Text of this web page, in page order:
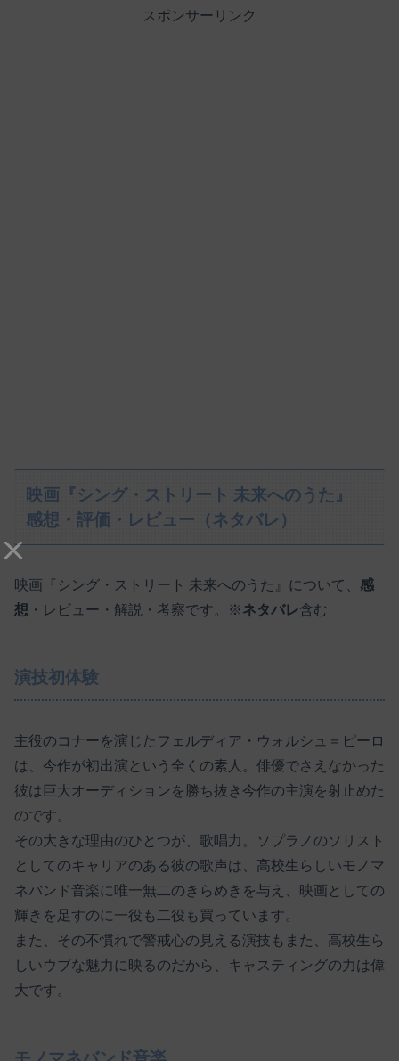
スポンサーリンク
映画『シング・ストリート 未来へのうた』
感想・評価・レビュー（ネタバレ）
映画『シング・ストリート 未来へのうた』について、 感
想 ・レビュー・解説・考察です。※ネタバレ含む
演技初体験
主役のコナーを演じたフェルディア・ウォルシュ＝ピーロ
は、今作が初出演という全くの素人。俳優でさえなかった
彼は巨大オーディションを勝ち抜き今作の主演を射止めた
のです。
その大きな理由のひとつが、歌唱力。ソプラノのソリスト
としてのキャリアのある彼の歌声は、高校生らしいモノマ
ネバンド音楽に唯一無二のきらめきを与え、映画としての
輝きを足すのに一役も二役も買っています。
また、その不慣れで警戒心の見える演技もまた、高校生ら
しいウブな魅力に映るのだから、キャスティングの力は偉
大です。